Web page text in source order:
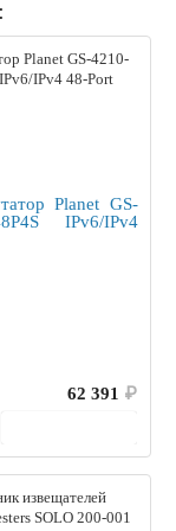
Planet GS-4210-
IPv4 48-Port
62 391 ₽
извещателей
SOLO 200-001